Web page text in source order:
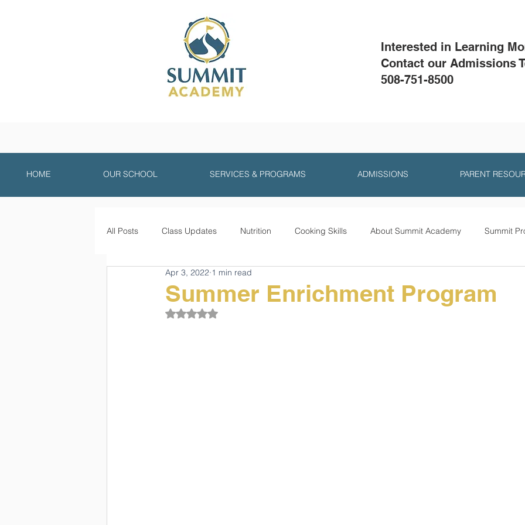
Interested in Learning
Contact our Admissions
508-751-8500
HOME OUR SCHOOL SERVICES & PROGRAMS ADMISSIONS PARENT
All Posts Class Updates Nutrition Cooking Skills About Summit Academy Summit
School Animals Summit Updates
Summer Enrichment Program
Apr 3, 2022 1 min read
Rated NaN out of 5 stars.